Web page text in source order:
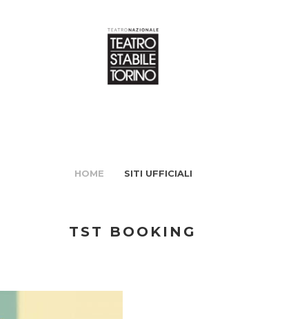
HOME SITI UFFICIALI
TST BOOKING